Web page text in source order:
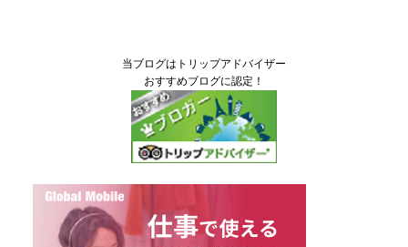
当ブログはトリップアドバイザー
おすすめブログに認定！